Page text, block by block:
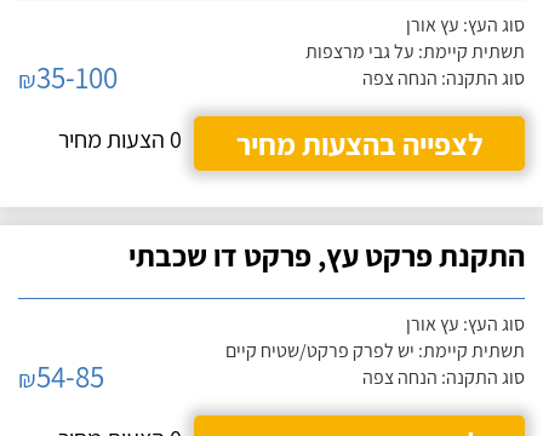
סוג העץ: עץ אורן
תשתית קיימת: על גבי מרצפות
סוג התקנה: הנחה צפה
₪35-100
לצפייה בהצעות מחיר
0 הצעות מחיר
התקנת פרקט עץ, פרקט דו שכבתי
סוג העץ: עץ אורן
תשתית קיימת: יש לפרק פרקט/שטיח קיים
סוג התקנה: הנחה צפה
₪54-85